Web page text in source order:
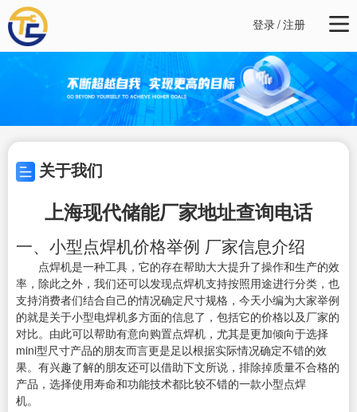
登录/注册
关于我们
上海现代储能厂家地址查询电话
一、小型点焊机价格举例 厂家信息介绍
点焊机是一种工具，它的存在帮助大大提升了操作和生产的效
率，除此之外，我们还可以发现点焊机支持按照用途进行分类，也
支持消费者们结合自己的情况确定尺寸规格，今天小编为大家举例
的就是关于小型电焊机多方面的信息了，包括它的价格以及厂家的
对比。由此可以帮助有意向购置点焊机，尤其是更加倾向于选择
mini型尺寸产品的朋友而言更是足以根据实际情况确定不错的效
果。有兴趣了解的朋友还可以借助下文所说，排除掉质量不合格的
产品，选择使用寿命和功能技术都比较不错的一款小型点焊
机。